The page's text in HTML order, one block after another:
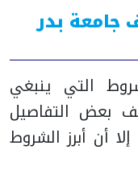
جامعة بدر
التي ينبغي
بعض التفاصيل
أن أبرز الشروط